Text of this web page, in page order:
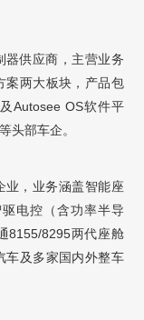
器供应商，主营业务
案两大板块，产品包
Autosee OS软件平
头部车企。
业，业务涵盖智能座
电控（含功率半导
8155/8295两代座舱
车及多家国内外整车